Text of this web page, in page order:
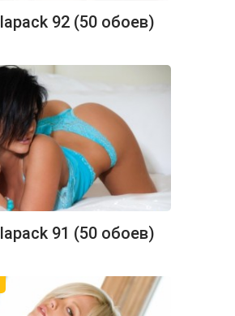
92 (50 обоев)
91 (50 обоев)